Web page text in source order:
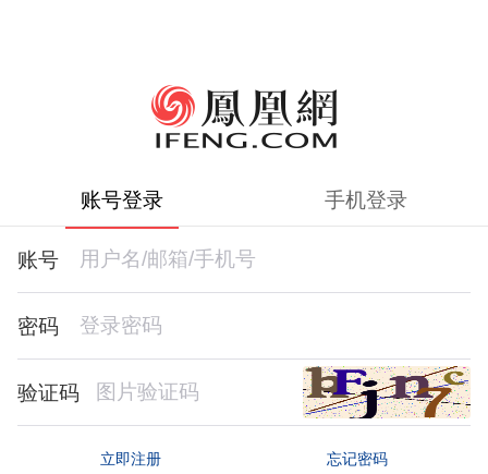
账号登录 手机登录
账号
密码
验证码
立即注册 忘记密码